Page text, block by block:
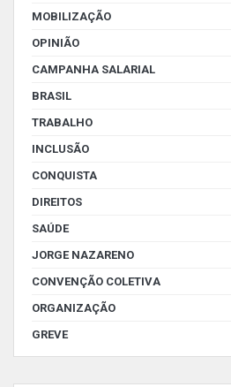
MOBILIZAÇÃO
OPINIÃO
CAMPANHA SALARIAL
BRASIL
TRABALHO
INCLUSÃO
CONQUISTA
DIREITOS
SAÚDE
JORGE NAZARENO
CONVENÇÃO COLETIVA
ORGANIZAÇÃO
GREVE